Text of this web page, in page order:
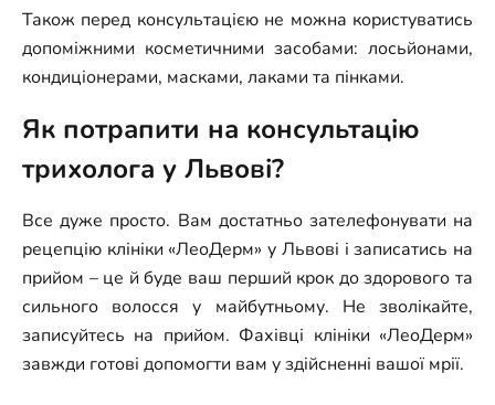
Також перед консультацією не можна користуватись
допоміжними косметичними засобами: лосьйонами,
кондиціонерами, масками, лаками та пінками.
Як потрапити на консультацію
трихолога у Львові?
Все дуже просто. Вам достатньо зателефонувати на
рецепцію клініки «ЛеоДерм» у Львові і записатись на
прийом – це й буде ваш перший крок до здорового та
сильного волосся у майбутньому. Не зволікайте,
записуйтесь на прийом. Фахівці клініки «ЛеоДерм»
завжди готові допомогти вам у здійсненні вашої мрії.